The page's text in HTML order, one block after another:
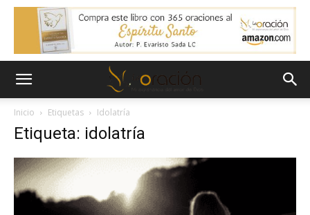
Inicio Etiquetas Idolatría
Etiqueta: idolatría